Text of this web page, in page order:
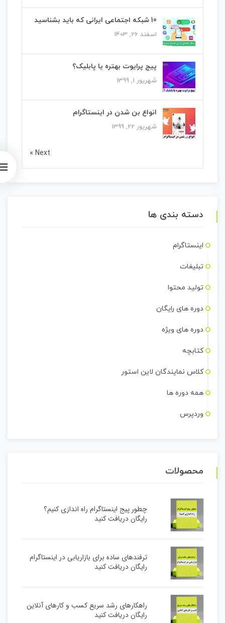
10 شبکه اجتماعی ایرانی که باید بشناسید
اسفند 26, 1403
پیج پرایوت بهتره یا پابلیک؟
شهریور 1, 1399
انواع بن شدن در اینستاگرام
شهریور 22, 1399
Next »
دسته بندی ها
اینستاگرام
تبلیغات
تولید محتوا
دوره های رایگان
دوره های ویژه
کتابچه
کلاس نمایندگان لاین استور
همه دوره ها
وردپرس
محصولات
چطور پیج اینستاگرام راه اندازی کنیم؟
رایگان دریافت کنید
ترفندهای ساده برای بازاریابی در اینستاگرام
رایگان دریافت کنید
راهکارهای رشد سریع کسب و کارهای آنلاین
رایگان دریافت کنید